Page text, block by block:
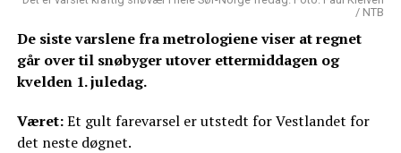
/ NTB
De siste varslene fra metrologiene viser at regnet
går over til snøbyger utover ettermiddagen og
kvelden 1. juledag.
Været:Et gult farevarsel er utstedt for Vestlandet for
det neste døgnet.